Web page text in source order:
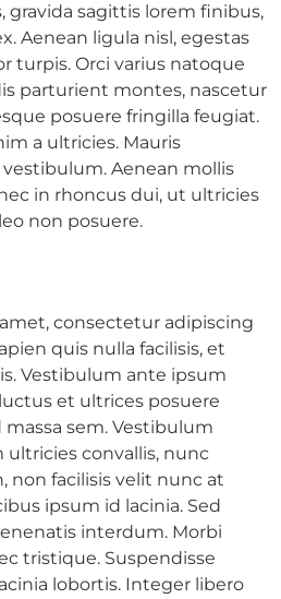
gravida sagittis lorem finibus,
Aenean ligula nisl, egestas
turpis. Orci varius natoque
parturient montes, nascetur
posuere fringilla feugiat.
a ultricies. Mauris
Aenean mollis
in rhoncus dui, ut ultricies
non posuere.
consectetur adipiscing
quis nulla facilisis, et
Vestibulum ante ipsum
et ultrices posuere
massa sem. Vestibulum
convallis, nunc
non facilisis velit nunc at
ipsum id lacinia. Sed
interdum. Morbi
tristique. Suspendisse
lobortis. Integer libero